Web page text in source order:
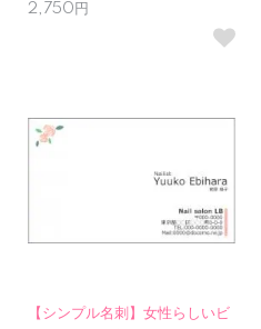
2,750円
【シンプル名刺】女性らしいビ